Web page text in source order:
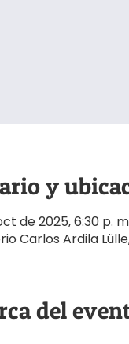
y
de 2025, 6:30 p.
Carlos Ardila
del